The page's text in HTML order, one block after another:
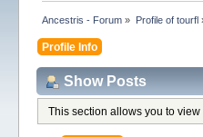
Ancestris - Forum » Profile of tourfl
Profile Info
Show Posts
This section allows you to